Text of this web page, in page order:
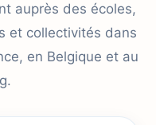
auprès des écoles,
et collectivités dans
en Belgique et au